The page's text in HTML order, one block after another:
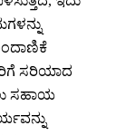
ಸರಿಯಾದ
ಸಹಾಯ